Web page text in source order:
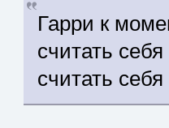
Гарри к
считать
считать